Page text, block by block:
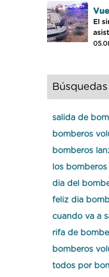
El
salida de
bomberos
bomberos
los
dia del
feliz dia
cuando va a
rifa de
bomberos
todos por